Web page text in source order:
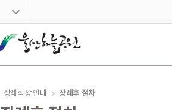
장례식장 안내 장례후 절차